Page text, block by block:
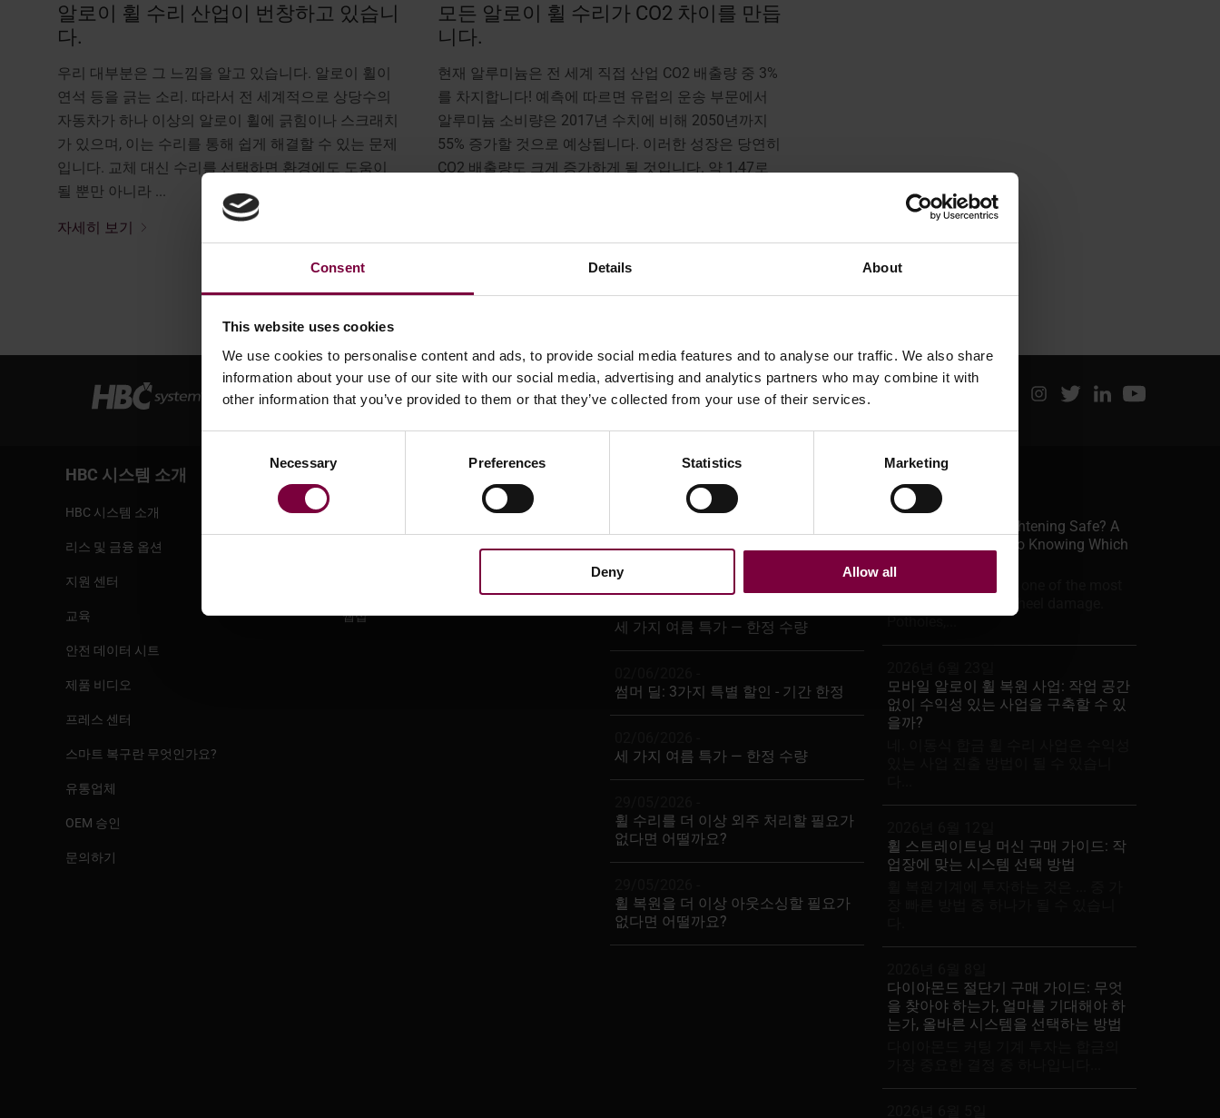
Consent Details About
This website uses cookies
We use cookies to personalise content and ads, to provide social media features and to analyse our traffic. We also share
information about your use of our site with our social media, advertising and analytics partners who may combine it with
other information that you’ve provided to them or that they’ve collected from your use of their services.
Necessary Preferences Statistics Marketing
Deny Allow all
알로이 휠 수리 산업이 번창하고 있습니
다.
우리 대부분은 그 느낌을 알고 있습니다. 알로이 휠이
연석 등을 긁는 소리. 따라서 전 세계적으로 상당수의
자동차가 하나 이상의 알로이 휠에 긁힘이나 스크래치
가 있으며, 이는 수리를 통해 쉽게 해결할 수 있는 문제
입니다. 교체 대신 수리를 선택하면 환경에도 도움이
될 뿐만 아니라 ...
자세히 보기
모든 알로이 휠 수리가 CO2 차이를 만듭
니다.
현재 알루미늄은 전 세계 직접 산업 CO2 배출량 중 3%
를 차지합니다! 예측에 따르면 유럽의 운송 부문에서
알루미늄 소비량은 2017년 수치에 비해 2050년까지
55% 증가할 것으로 예상됩니다. 이러한 성장은 당연히
CO2 배출량도 크게 증가하게 될 것입니다. 약 1.47로
HBC 시스템 소개
HBC 시스템 소개
리스 및 금융 옵션
지원 센터
교육
안전 데이터 시트
제품 비디오
프레스 센터
스마트 복구란 무엇인가요?
유통업체
OEM 승인
문의하기
웹샵
12/06/2026 -
5.0 AI가 DCM을 위해 준비되었습니다.
세 가지 여름 특가 — 한정 수량
썸머 딜: 3가지 특별 할인 - 기간 한정
세 가지 여름 특가 — 한정 수량
휠 수리를 더 이상 외주 처리할 필요가
없다면 어떨까요?
휠 복원을 더 이상 아웃소싱할 필요가
없다면 어떨까요?
최신 게시물
6월 29, 2026
Is Alloy Wheel Straightening Safe? A
Professional Guide to Knowing Which
Jobs To Take
Potholes,...
모바일 알로이 휠 복원 사업: 작업 공간
없이 수익성 있는 사업을 구축할 수 있
을까?
휠 스트레이트닝 머신 구매 가이드: 작
업장에 맞는 시스템 선택 방법
다이아몬드 절단기 구매 가이드: 무엇
을 찾아야 하는가, 얼마를 기대해야 하
는가, 올바른 시스템을 선택하는 방법